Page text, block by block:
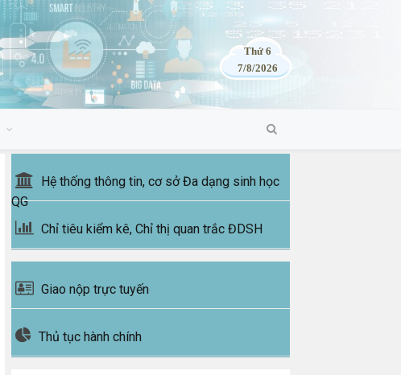
Thứ 6
7/8/2026
Hệ thống thông tin, cơ sở Đa dạng sinh học
QG
Chỉ tiêu kiểm kê, Chỉ thị quan trắc ĐDSH
Giao nộp trực tuyến
Thủ tục hành chính